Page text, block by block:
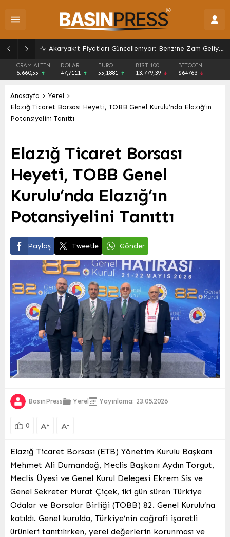
YKS Tercihleri İçin Son Günler: Geri Sayım Başladı!
GRAM ALTIN
6.660,55
DOLAR
47,7111
EURO
55,1881
BIST 100
13.779,39
BITCOIN
$64763
Anasayfa
Yerel
Elazığ Ticaret Borsası Heyeti, TOBB Genel Kurulu’nda Elazığ’ın
Potansiyelini Tanıttı
Elazığ Ticaret Borsası
Heyeti, TOBB Genel
Kurulu’nda Elazığ’ın
Potansiyelini Tanıttı
Paylaş Tweetle Gönder
BasınPress Yerel Yayınlama: 23.05.2026
0 A+ A-
Elazığ Ticaret Borsası (ETB) Yönetim Kurulu Başkanı
Mehmet Ali Dumandağ, Meclis Başkanı Aydın Torgut,
Meclis Üyesi ve Genel Kurul Delegesi Ekrem Sis ve
Genel Sekreter Murat Çiçek, iki gün süren Türkiye
Odalar ve Borsalar Birliği (TOBB) 82. Genel Kurulu’na
katıldı. Genel kurulda, Türkiye’nin coğrafi işaretli
ürünleri tanıtılırken, yerel değerlerin korunması ve